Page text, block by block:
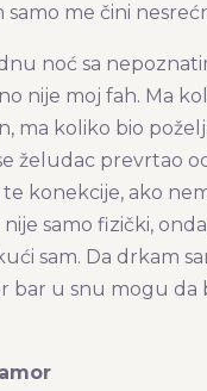
me čini
noć sa
nije moj fah. Ma
ma koliko bio
želudac prevrtao
konekcije, ako
nije samo fizički,
sam. Da drkam
bar u snu mogu da